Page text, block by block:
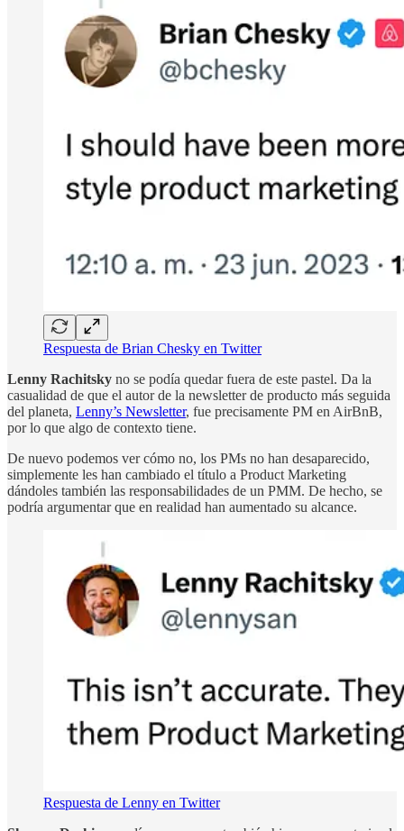
Respuesta de Brian Chesky en Twitter
Lenny Rachitsky no se podía quedar fuera de este pastel. Da la
casualidad de que el autor de la newsletter de producto más seguida
del planeta, Lenny’s Newsletter, fue precisamente PM en AirBnB,
por lo que algo de contexto tiene.
De nuevo podemos ver cómo no, los PMs no han desaparecido,
simplemente les han cambiado el título a Product Marketing
dándoles también las responsabilidades de un PMM. De hecho, se
podría argumentar que en realidad han aumentado su alcance.
Respuesta de Lenny en Twitter